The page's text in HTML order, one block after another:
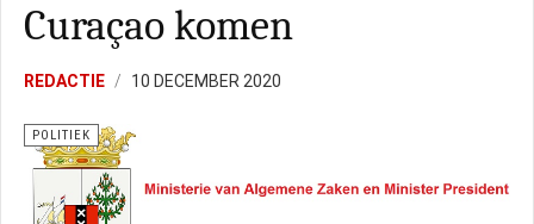
Curaçao komen
REDACTIE 10 DECEMBER 2020
POLITIEK